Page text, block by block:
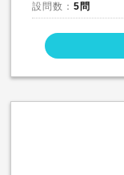
設問数： 5問